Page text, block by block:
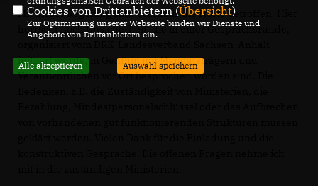
Mit dieser Regelung sind ebenfalls die Horte betroffen. Hier
herrscht noch Unsicherheit, die in einer Gesprächsrunde,
initiiert wurde, in Genthin mit Mandatsträgern und
Verantwortlichen vor Ort besprochen worden sind. Die
Cookies von Drittanbietern (Übersicht)
Zur Optimierung unserer Webseite binden wir Dienste und
Angebote von Drittanbietern ein.
Alle akzeptieren Auswahl speichern